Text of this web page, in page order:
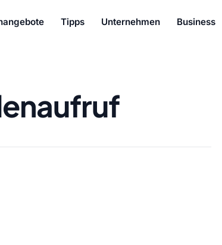
Tipps Unternehmen Business